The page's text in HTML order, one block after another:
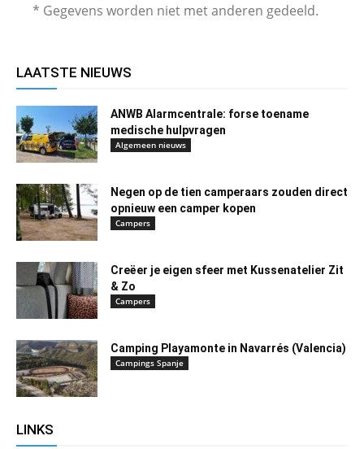
* Gegevens worden niet met anderen gedeeld.
LAATSTE NIEUWS
ANWB Alarmcentrale: forse toename
medische hulpvragen
Algemeen nieuws
Negen op de tien camperaars zouden direct
opnieuw een camper kopen
Campers
Creëer je eigen sfeer met Kussenatelier Zit
& Zo
Campers
Camping Playamonte in Navarrés (Valencia)
Campings Spanje
LINKS